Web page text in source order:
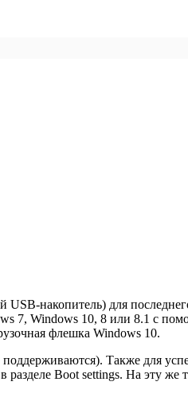
накопитель) для
7, Windows 10, 8 или 8.1 с
флешка Windows 10.
Также для
Boot settings. На эту же